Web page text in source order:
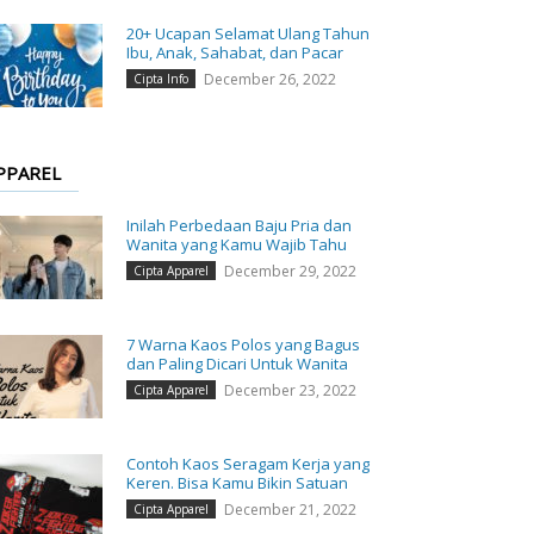
20+ Ucapan Selamat Ulang Tahun
Ibu, Anak, Sahabat, dan Pacar
Cipta Info December 26, 2022
Inilah Perbedaan Baju Pria dan
Wanita yang Kamu Wajib Tahu
Cipta Apparel December 29, 2022
7 Warna Kaos Polos yang Bagus
dan Paling Dicari Untuk Wanita
Cipta Apparel December 23, 2022
Contoh Kaos Seragam Kerja yang
Keren. Bisa Kamu Bikin Satuan
Cipta Apparel December 21, 2022